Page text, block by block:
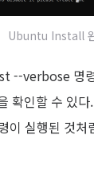
Ubuntu Install
--verbose 명
확인할 수 있
이 실행된 것